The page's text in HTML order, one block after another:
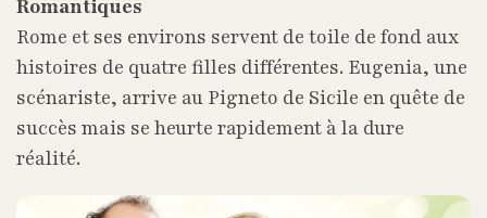
Romantiques
Rome et ses environs servent de toile de fond aux
histoires de quatre filles différentes. Eugenia, une
scénariste, arrive au Pigneto de Sicile en quête de
succès mais se heurte rapidement à la dure
réalité.